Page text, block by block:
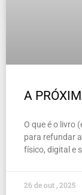
A
O que é o livro
para refundar
físico, digital e
26 de out , 2025